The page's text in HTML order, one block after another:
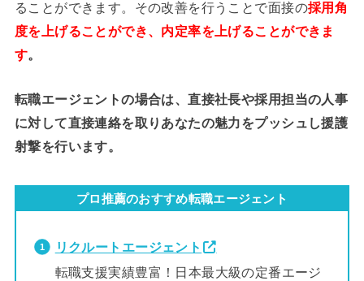
ることができます。その改善を行うことで面接の採用角
度を上げることができ、内定率を上げることができま
す。
転職エージェントの場合は、直接社長や採用担当の人事
に対して直接連絡を取りあなたの魅力をプッシュし援護
射撃を行います。
プロ推薦のおすすめ転職エージェント
リクルートエージェント
転職支援実績豊富！日本最大級の定番エージ